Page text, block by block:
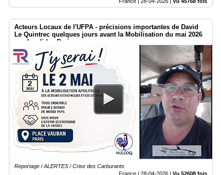
Acteurs Locaux de l'UFPA - précisions importantes de David
Le Quintrec quelques jours avant la Mobilisation du mai 2026
aux Invalides Paris
Reportage / ALERTES / Crise des Carburants
France | 28-04-2026 Vu 52608 fois